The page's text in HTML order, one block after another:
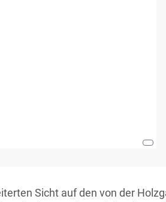
Sicht auf den von der